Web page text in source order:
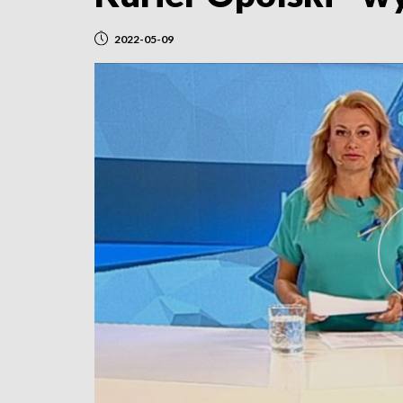
2022-05-09